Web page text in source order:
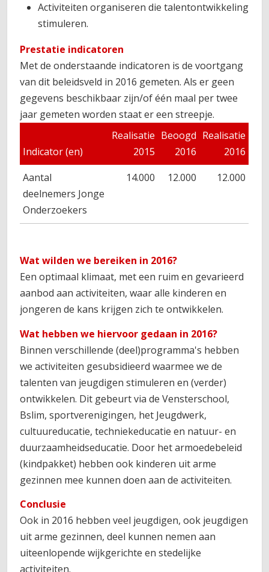
Activiteiten organiseren die talentontwikkeling
stimuleren.
Prestatie indicatoren
Met de onderstaande indicatoren is de voortgang
van dit beleidsveld in 2016 gemeten. Als er geen
gegevens beschikbaar zijn/of één maal per twee
jaar gemeten worden staat er een streepje.
Indicator (en)
Realisatie
2015
Beoogd
2016
Realisatie
2016
Aantal
deelnemers Jonge
Onderzoekers
14.000 12.000 12.000
Wat wilden we bereiken in 2016?
Een optimaal klimaat, met een ruim en gevarieerd
aanbod aan activiteiten, waar alle kinderen en
jongeren de kans krijgen zich te ontwikkelen.
Wat hebben we hiervoor gedaan in 2016?
Binnen verschillende (deel)programma's hebben
we activiteiten gesubsidieerd waarmee we de
talenten van jeugdigen stimuleren en (verder)
ontwikkelen. Dit gebeurt via de Vensterschool,
Bslim, sportverenigingen, het Jeugdwerk,
cultuureducatie, techniekeducatie en natuur- en
duurzaamheidseducatie. Door het armoedebeleid
(kindpakket) hebben ook kinderen uit arme
gezinnen mee kunnen doen aan de activiteiten.
Conclusie
Ook in 2016 hebben veel jeugdigen, ook jeugdigen
uit arme gezinnen, deel kunnen nemen aan
uiteenlopende wijkgerichte en stedelijke
activiteiten.